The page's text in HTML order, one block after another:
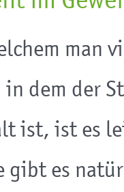
man
dem der
ist, ist es
gibt es